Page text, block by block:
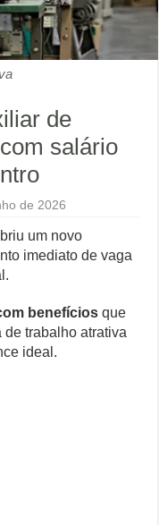
de
salário
de 2026
um novo
imediato de vaga
benefícios que
trabalho atrativa
ideal.